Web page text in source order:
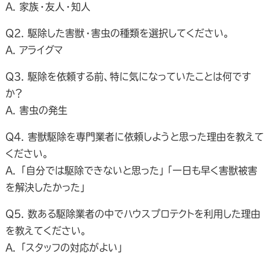
A. 家族・友人・知人
Q2. 駆除した害獣・害虫の種類を選択してください。
A. アライグマ
Q3. 駆除を依頼する前、特に気になっていたことは何です
か？
A. 害虫の発生
Q4. 害獣駆除を専門業者に依頼しようと思った理由を教えて
ください。
A. 「自分では駆除できないと思った」「一日も早く害獣被害
を解決したかった」
Q5. 数ある駆除業者の中でハウスプロテクトを利用した理由
を教えてください。
A. 「スタッフの対応がよい」